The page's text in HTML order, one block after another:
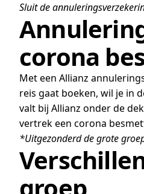
Sluit de
corona
Met een Allianz
reis gaat boeken, wil je in
valt bij Allianz onder de
vertrek een corona
*Uitgezonderd de grote